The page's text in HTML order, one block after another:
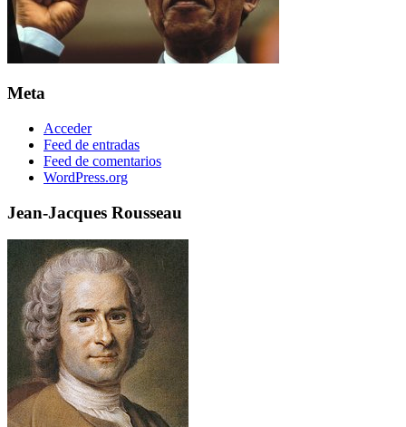
Meta
Acceder
Feed de entradas
Feed de comentarios
WordPress.org
Jean-Jacques Rousseau